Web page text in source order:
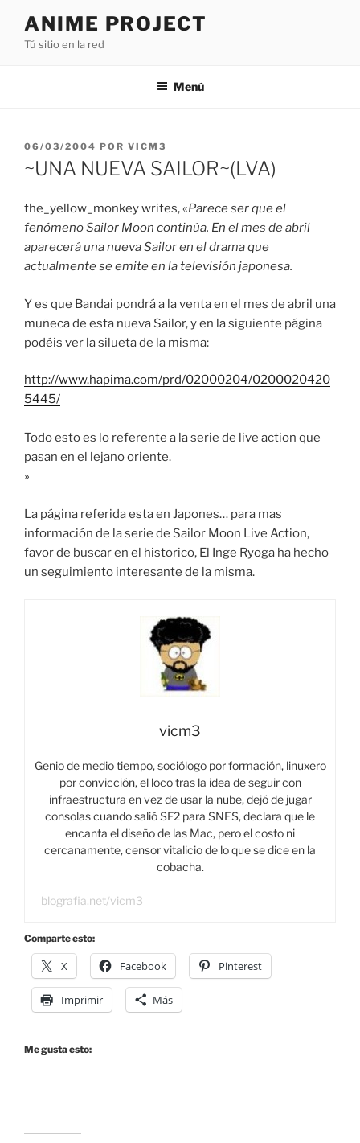
contenido
ANIME PROJECT
Tú sitio en la red
Menú
PUBLICADO
EL
06/03/2004 POR VICM3
~UNA NUEVA SAILOR~(LVA)
the_yellow_monkey writes, «Parece ser que el
fenómeno Sailor Moon continúa. En el mes de abril
aparecerá una nueva Sailor en el drama que
actualmente se emite en la televisión japonesa.
Y es que Bandai pondrá a la venta en el mes de abril una
muñeca de esta nueva Sailor, y en la siguiente página
podéis ver la silueta de la misma:
http://www.hapima.com/prd/02000204/0200020420
5445/
Todo esto es lo referente a la serie de live action que
pasan en el lejano oriente.
»
La página referida esta en Japones… para mas
información de la serie de Sailor Moon Live Action,
favor de buscar en el historico, El Inge Ryoga ha hecho
un seguimiento interesante de la misma.
vicm3
Genio de medio tiempo, sociólogo por formación, linuxero
por convicción, el loco tras la idea de seguir con
infraestructura en vez de usar la nube, dejó de jugar
consolas cuando salió SF2 para SNES, declara que le
encanta el diseño de las Mac, pero el costo ni
cercanamente, censor vitalicio de lo que se dice en la
cobacha.
blografia.net/vicm3
Comparte esto:
X Facebook Pinterest
Imprimir Más
Me gusta esto: